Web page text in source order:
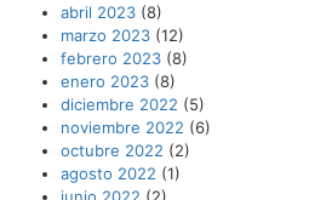
abril 2023 (8)
marzo 2023 (12)
febrero 2023 (8)
enero 2023 (8)
diciembre 2022 (5)
noviembre 2022 (6)
octubre 2022 (2)
agosto 2022 (1)